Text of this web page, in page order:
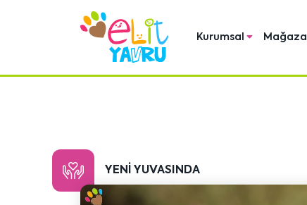
Kurumsal Mağaza
YENI YUVASINDA